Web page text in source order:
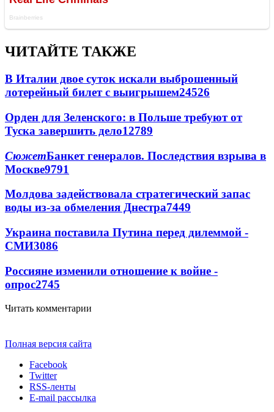
ЧИТАЙТЕ ТАКЖЕ
В Италии двое суток искали выброшенный
лотерейный билет с выигрышем24526
Орден для Зеленского: в Польше требуют от
Туска завершить дело12789
СюжетБанкет генералов. Последствия взрыва в
Москве9791
Молдова задействовала стратегический запас
воды из-за обмеления Днестра7449
Украина поставила Путина перед дилеммой -
СМИ3086
Россияне изменили отношение к войне -
опрос2745
Читать комментарии
Полная версия сайта
Facebook
Twitter
RSS-ленты
E-mail рассылка